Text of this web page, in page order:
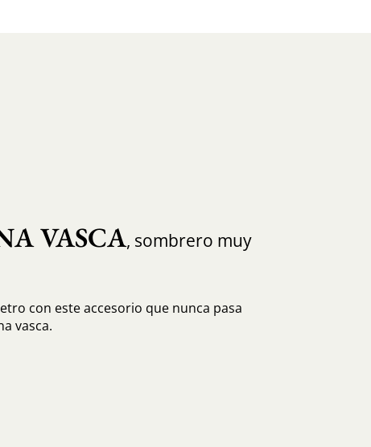
VASCA, sombrero muy
con este accesorio que nunca pasa
vasca.